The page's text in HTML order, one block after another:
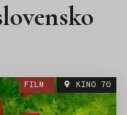
FILM KINO 70